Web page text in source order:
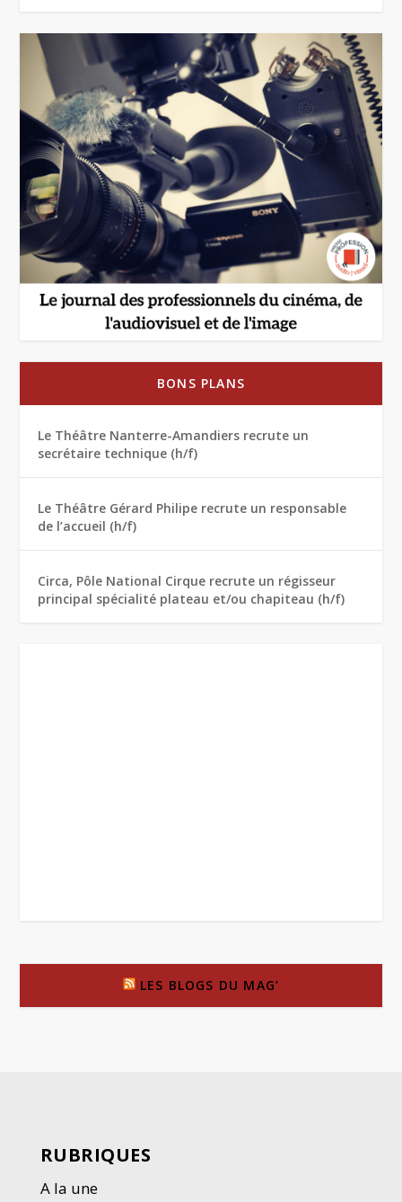
BONS PLANS
Le Théâtre Nanterre-Amandiers recrute un
secrétaire technique (h/f)
Le Théâtre Gérard Philipe recrute un responsable
de l’accueil (h/f)
Circa, Pôle National Cirque recrute un régisseur
principal spécialité plateau et/ou chapiteau (h/f)
LES BLOGS DU MAG’
RUBRIQUES
A la une